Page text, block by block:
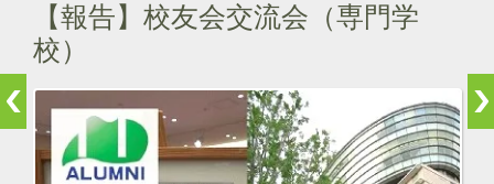
【報告】校友会交流会（専門学
校）